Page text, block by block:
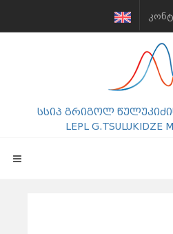
სსიპ გრიგოლ
LEPL G.TSULUKIDZE